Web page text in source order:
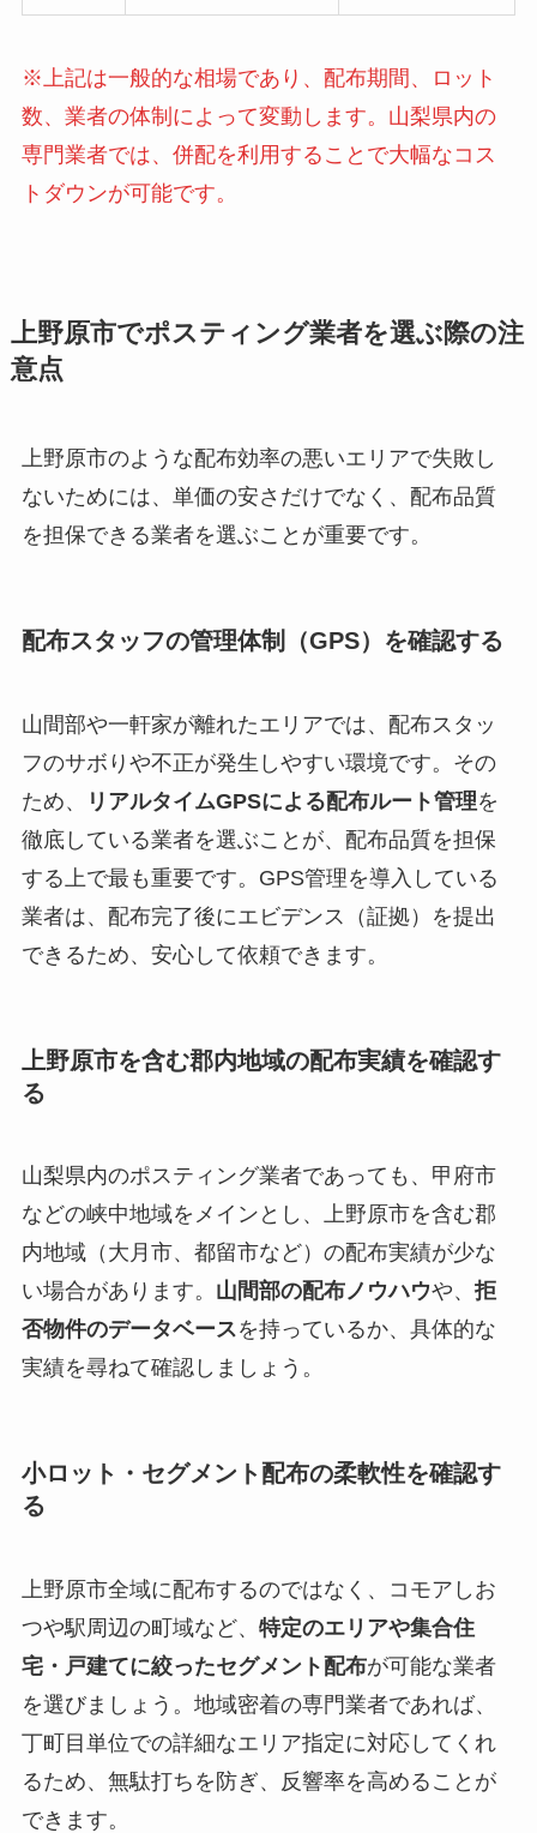
※上記は一般的な相場であり、配布期間、ロット
数、業者の体制によって変動します。山梨県内の
専門業者では、併配を利用することで大幅なコス
トダウンが可能です。
上野原市でポスティング業者を選ぶ際の注
意点
上野原市のような配布効率の悪いエリアで失敗し
ないためには、単価の安さだけでなく、配布品質
を担保できる業者を選ぶことが重要です。
配布スタッフの管理体制（GPS）を確認する
山間部や一軒家が離れたエリアでは、配布スタッ
フのサボりや不正が発生しやすい環境です。その
ため、
リアルタイムGPSによる配布ルート管理を
徹底している業者を選ぶことが、配布品質を担保
する上で最も重要です。GPS管理を導入している
業者は、配布完了後にエビデンス（証拠）を提出
できるため、安心して依頼できます。
上野原市を含む郡内地域の配布実績を確認す
る
山梨県内のポスティング業者であっても、甲府市
などの峡中地域をメインとし、上野原市を含む郡
内地域（大月市、都留市など）の配布実績が少な
い場合があります。 山間部の配布ノウハウや、 拒
否物件のデータベースを持っているか、具体的な
実績を尋ねて確認しましょう。
小ロット・セグメント配布の柔軟性を確認す
る
上野原市全域に配布するのではなく、コモアしお
つや駅周辺の町域など、 特定のエリアや集合住
宅・戸建てに絞ったセグメント配布が可能な業者
を選びましょう。地域密着の専門業者であれば、
丁町目単位での詳細なエリア指定に対応してくれ
るため、無駄打ちを防ぎ、反響率を高めることが
できます。